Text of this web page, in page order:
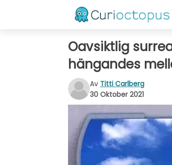
Oavsiktlig
hängandes
Av Titti Carlberg
30 Oktober 2021